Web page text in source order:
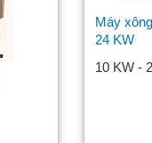
Máy
24 KW
10 KW -